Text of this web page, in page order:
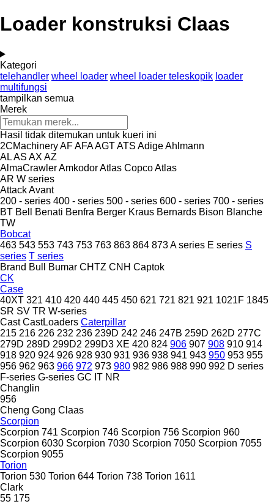
Loader konstruksi Claas
Kategori
telehandler wheel loader wheel loader teleskopik loader
multifungsi
tampilkan semua
Merek
Hasil tidak ditemukan untuk kueri ini
2CMachineryAFAFAAGTATS AdigeAhlmann
ALAS AX AZ
AlmaCrawlerAmkodorAtlas CopcoAtlas
AR W series
AttackAvant
200 - series 400 - series 500 - series 600 - series 700 - series
BT Bell Benati Benfra Berger Kraus Bernards Bison Blanche
TW
Bobcat
463 543 553 743 753 763 863 864 873A series E series S
series T series
Brand Bull Bumar CHTZ CNH Captok
CK
Case
40XT 321 410 420 440 445 450 621 721 821 921 1021F 1845
SR SV TR W-series
Cast CastLoaders Caterpillar
215 216 226 232 236 239D 242 246 247B 259D 262D 277C
279D 289D 299D2 299D3 XE 420 824 906 907 908 910 914
918 920 924 926 928 930 931 936 938 941 943 950 953 955
956 962 963 966 972 973 980 982 986 988 990 992 D series
F-series G-series GC IT NR
Changlin
956
Cheng Gong Claas
Scorpion
Scorpion 741 Scorpion 746 Scorpion 756 Scorpion 960
Scorpion 6030 Scorpion 7030 Scorpion 7050 Scorpion 7055
Scorpion 9055
Torion
Torion 530 Torion 644 Torion 738 Torion 1611
Clark
55 175